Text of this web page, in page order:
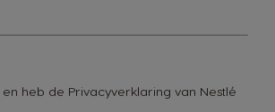
heb de Privacyverklaring van Nestlé